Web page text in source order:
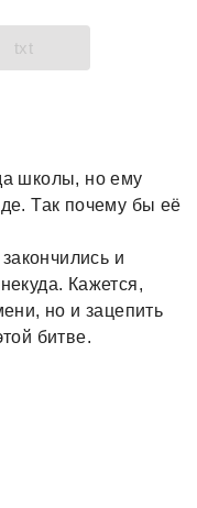
txt
школы, но ему
Так почему бы её
и
Кажется,
но и зацепить
битве.